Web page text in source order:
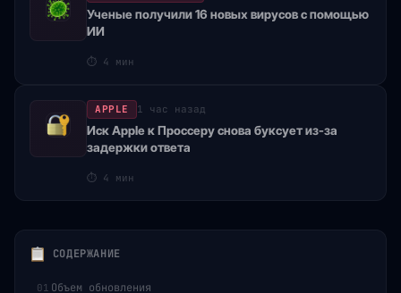
Ученые получили 16 новых вирусов с помощью
ИИ
⏱ 4 мин
APPLE 1 час назад
Иск Apple к Проссеру снова буксует из-за
задержки ответа
⏱ 4 мин
СОДЕРЖАНИЕ
01 Объем обновления